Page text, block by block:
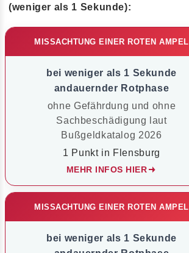
(weniger als 1 Sekunde):
MISSACHTUNG EINER ROTEN AMPEL
bei weniger als 1 Sekunde
andauernder Rotphase
ohne Gefährdung und ohne
Sachbeschädigung laut
Bußgeldkatalog 2026
1 Punkt in Flensburg
MEHR INFOS HIER
MISSACHTUNG EINER ROTEN AMPEL
bei weniger als 1 Sekunde